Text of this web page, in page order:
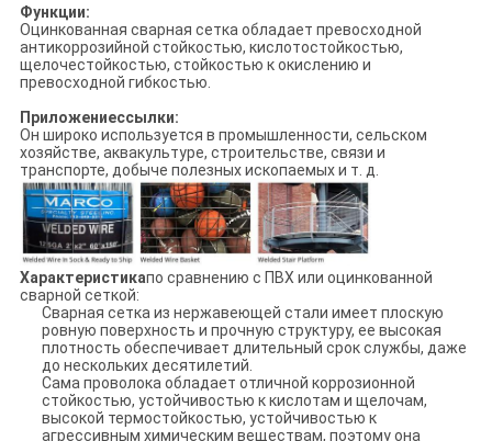
Функции:
Оцинкованная сварная сетка обладает превосходной
антикоррозийной стойкостью, кислотостойкостью,
щелочестойкостью, стойкостью к окислению и
превосходной гибкостью.
Приложениессылки:
Он широко используется в промышленности, сельском
хозяйстве, аквакультуре, строительстве, связи и
транспорте, добыче полезных ископаемых и т. д.
Характеристикапо сравнению с ПВХ или оцинкованной
сварной сеткой:
Сварная сетка из нержавеющей стали имеет плоскую
ровную поверхность и прочную структуру, ее высокая
плотность обеспечивает длительный срок службы, даже
до нескольких десятилетий.
Сама проволока обладает отличной коррозионной
стойкостью, устойчивостью к кислотам и щелочам,
высокой термостойкостью, устойчивостью к
агрессивным химическим веществам, поэтому она